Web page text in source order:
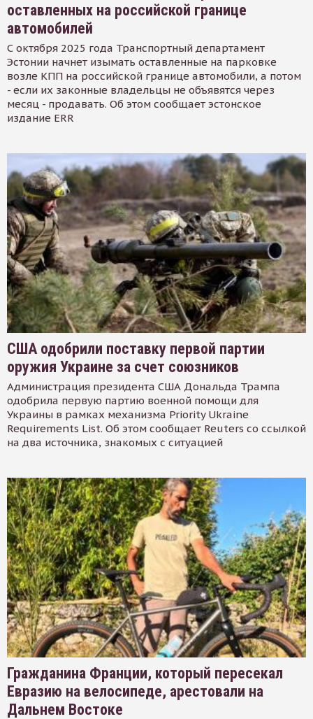
оставленных на российской границе
автомобилей
С октября 2025 года Транспортный департамент
Эстонии начнет изымать оставленные на парковке
возле КПП на российской границе автомобили, а потом
- если их законные владельцы не объявятся через
месяц - продавать. Об этом сообщает эстонское
издание ERR
США одобрили поставку первой партии
оружия Украине за счет союзников
Администрация президента США Дональда Трампа
одобрила первую партию военной помощи для
Украины в рамках механизма Priority Ukraine
Requirements List. Об этом сообщает Reuters со ссылкой
на два источника, знакомых с ситуацией
Гражданина Франции, который пересекал
Евразию на велосипеде, арестовали на
Дальнем Востоке